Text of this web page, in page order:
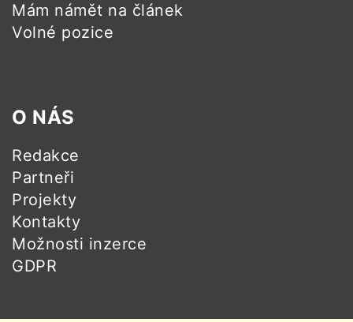
Mám námět na článek
Volné pozice
O NÁS
Redakce
Partneři
Projekty
Kontakty
Možnosti inzerce
GDPR